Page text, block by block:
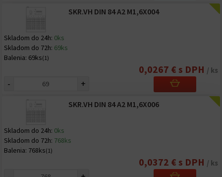
SKR.VH DIN 84 A2 M1,6X004
Skladom do 24h: 0ks
Skladom do 72h: 69ks
Balenia: 69ks(1)
0,0267 € s DPH / ks
- +
SKR.VH DIN 84 A2 M1,6X006
Skladom do 24h: 0ks
Skladom do 72h: 768ks
Balenia: 768ks(1)
0,0372 € s DPH / ks